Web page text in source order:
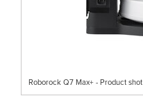
Roborock Q7 Max+ - Product shot